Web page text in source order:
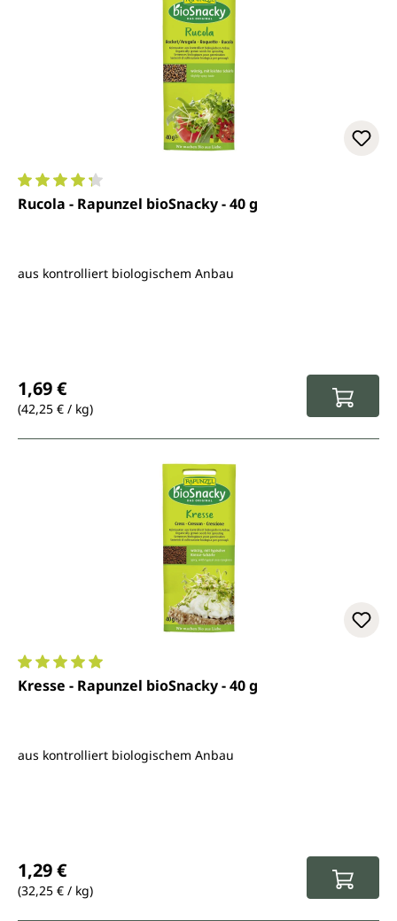
Durchschnittliche Bewertung von 4.2 von 5 Sternen
Rucola - Rapunzel bioSnacky - 40 g
aus kontrolliert biologischem Anbau
1,69 €
(42,25 € / kg)
Durchschnittliche Bewertung von 5 von 5 Sternen
Kresse - Rapunzel bioSnacky - 40 g
aus kontrolliert biologischem Anbau
1,29 €
(32,25 € / kg)